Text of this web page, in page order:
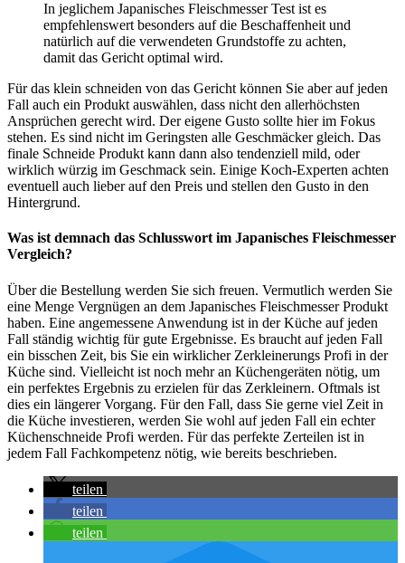
In jeglichem Japanisches Fleischmesser Test ist es
empfehlenswert besonders auf die Beschaffenheit und
natürlich auf die verwendeten Grundstoffe zu achten,
damit das Gericht optimal wird.
Für das klein schneiden von das Gericht können Sie aber auf jeden
Fall auch ein Produkt auswählen, dass nicht den allerhöchsten
Ansprüchen gerecht wird. Der eigene Gusto sollte hier im Fokus
stehen. Es sind nicht im Geringsten alle Geschmäcker gleich. Das
finale Schneide Produkt kann dann also tendenziell mild, oder
wirklich würzig im Geschmack sein. Einige Koch-Experten achten
eventuell auch lieber auf den Preis und stellen den Gusto in den
Hintergrund.
Was ist demnach das Schlusswort im Japanisches Fleischmesser
Vergleich?
Über die Bestellung werden Sie sich freuen. Vermutlich werden Sie
eine Menge Vergnügen an dem Japanisches Fleischmesser Produkt
haben. Eine angemessene Anwendung ist in der Küche auf jeden
Fall ständig wichtig für gute Ergebnisse. Es braucht auf jeden Fall
ein bisschen Zeit, bis Sie ein wirklicher Zerkleinerungs Profi in der
Küche sind. Vielleicht ist noch mehr an Küchengeräten nötig, um
ein perfektes Ergebnis zu erzielen für das Zerkleinern. Oftmals ist
dies ein längerer Vorgang. Für den Fall, dass Sie gerne viel Zeit in
die Küche investieren, werden Sie wohl auf jeden Fall ein echter
Küchenschneide Profi werden. Für das perfekte Zerteilen ist in
jedem Fall Fachkompetenz nötig, wie bereits beschrieben.
teilen
teilen
teilen